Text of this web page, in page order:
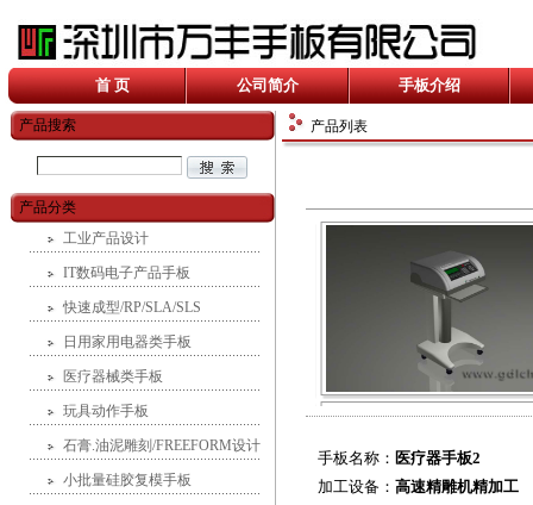
首 页 公司简介 手板介绍
产品列表
手板名称： 医疗器手板2
加工设备： 高速精雕机精加工
产品搜索
产品分类
工业产品设计
IT数码电子产品手板
快速成型/RP/SLA/SLS
日用家用电器类手板
医疗器械类手板
玩具动作手板
石膏.油泥雕刻/FREEFORM设计
小批量硅胶复模手板